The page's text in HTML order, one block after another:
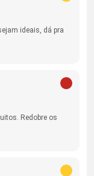
ideais, dá pra
Redobre os